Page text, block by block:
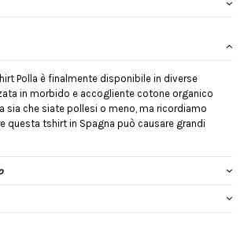
Polla è finalmente disponibile in diverse
in morbido e accogliente cotone organico
sia che siate pollesi o meno, ma ricordiamo
questa tshirt in Spagna può causare grandi